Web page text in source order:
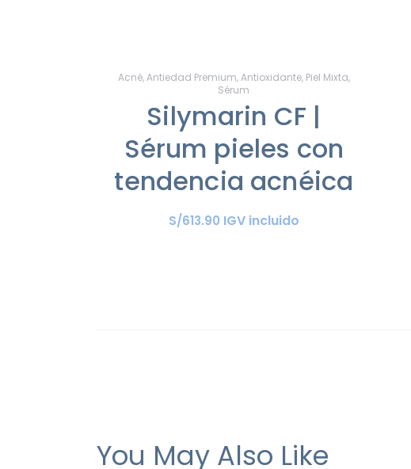
Acné,Antiedad Premium,Antioxidante, Piel Mixta,
Sérum
Silymarin CF |
Sérum pieles con
tendencia acnéica
S/613.90 IGV incluido
You May Also Like